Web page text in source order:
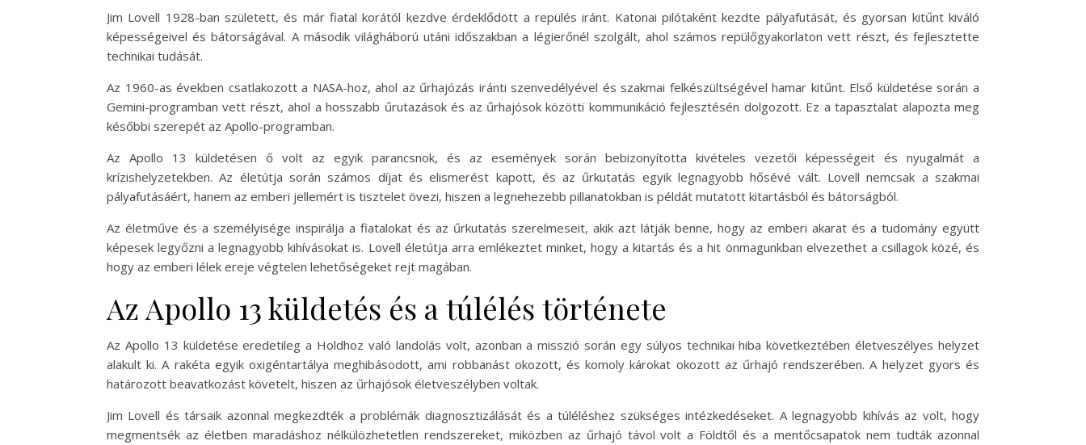
Jim Lovell 1928-ban született, és már fiatal korától kezdve érdeklődött a repülés iránt. Katonai pilótaként kezdte pályafutását, és gyorsan kitűnt kiváló
képességeivel és bátorságával. A második világháború utáni időszakban a légierőnél szolgált, ahol számos repülőgyakorlaton vett részt, és fejlesztette
technikai tudását.
Az 1960-as években csatlakozott a NASA-hoz, ahol az űrhajózás iránti szenvedélyével és szakmai felkészültségével hamar kitűnt. Első küldetése során a
Gemini-programban vett részt, ahol a hosszabb űrutazások és az űrhajósok közötti kommunikáció fejlesztésén dolgozott. Ez a tapasztalat alapozta meg
későbbi szerepét az Apollo-programban.
Az Apollo 13 küldetésen ő volt az egyik parancsnok, és az események során bebizonyította kivételes vezetői képességeit és nyugalmát a
krízishelyzetekben. Az életútja során számos díjat és elismerést kapott, és az űrkutatás egyik legnagyobb hősévé vált. Lovell nemcsak a szakmai
pályafutásáért, hanem az emberi jellemért is tisztelet övezi, hiszen a legnehezebb pillanatokban is példát mutatott kitartásból és bátorságból.
Az életműve és a személyisége inspirálja a fiatalokat és az űrkutatás szerelmeseit, akik azt látják benne, hogy az emberi akarat és a tudomány együtt
képesek legyőzni a legnagyobb kihívásokat is. Lovell életútja arra emlékeztet minket, hogy a kitartás és a hit önmagunkban elvezethet a csillagok közé, és
hogy az emberi lélek ereje végtelen lehetőségeket rejt magában.
Az Apollo 13 küldetés és a túlélés története
Az Apollo 13 küldetése eredetileg a Holdhoz való landolás volt, azonban a misszió során egy súlyos technikai hiba következtében életveszélyes helyzet
alakult ki. A rakéta egyik oxigéntartálya meghibásodott, ami robbanást okozott, és komoly károkat okozott az űrhajó rendszerében. A helyzet gyors és
határozott beavatkozást követelt, hiszen az űrhajósok életveszélyben voltak.
Jim Lovell és társaik azonnal megkezdték a problémák diagnosztizálását és a túléléshez szükséges intézkedéseket. A legnagyobb kihívás az volt, hogy
megmentsék az életben maradáshoz nélkülözhetetlen rendszereket, miközben az űrhajó távol volt a Földtől és a mentőcsapatok nem tudták azonnal